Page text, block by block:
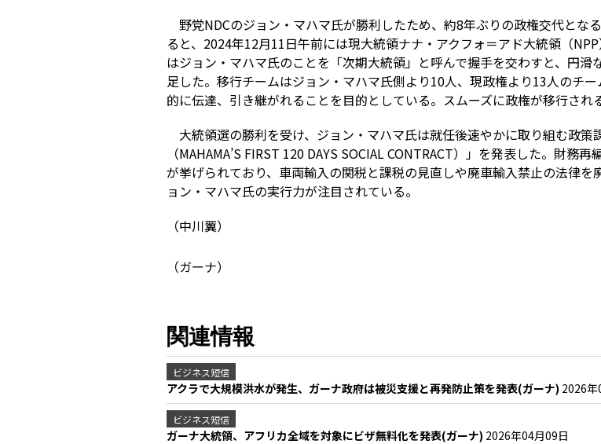
野党NDCのジョン・マハマ氏が勝利したため、約8年ぶりの政権交代とな
ると、2024年12月11日午前には現大統領ナナ・アクフォ＝アド大統領（
はジョン・マハマ氏のことを「次期大統領」と呼んで握手を交わすと、円
足した。移行チームはジョン・マハマ氏側より10人、現政権より13人のチ
的に伝達、引き継がれることを目的としている。スムーズに政権が移行され
大統領選の勝利を受け、ジョン・マハマ氏は就任後速やかに取り組む政
（MAHAMA’S FIRST 120 DAYS SOCIAL CONTRACT）」を発表した。財務
が挙げられており、車両輸入の関税と課税の見直しや廃車輸入禁止の法律
ョン・マハマ氏の実行力が注目されている。
（中川翼）
（ガーナ）
関連情報
ビジネス短信
アクラで大規模洪水が発生、ガーナ政府は被災支援と再発防止策を発表(ガーナ) 2026年
ビジネス短信
ガーナ大統領、アフリカ全域を対象にビザ無料化を発表(ガーナ) 2026年04月09日